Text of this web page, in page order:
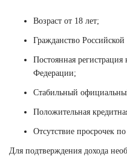
Возраст от 18 лет;
Гражданство
Постоянная
Федерации;
Стабильный
Положительная
Отсутствие просрочек
Для подтверждения дохода